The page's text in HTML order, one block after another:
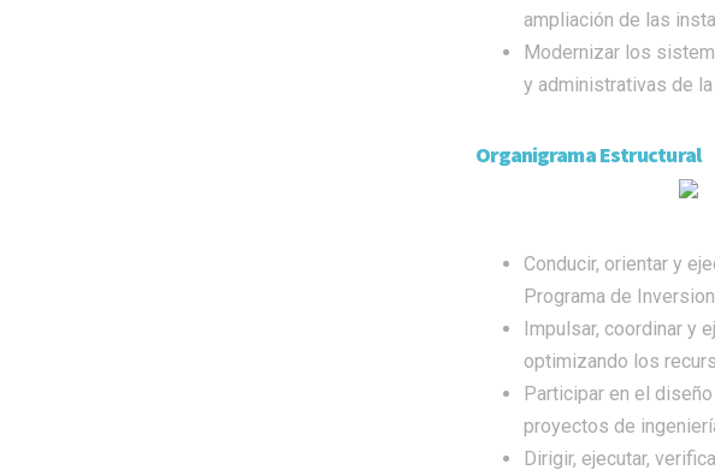
ampliación de las
Modernizar los
y administrativas de
Organigrama Estructural
Conducir, orientar y
Programa de
Impulsar, coordinar y
optimizando los
Participar en el
proyectos de
Dirigir, ejecutar,